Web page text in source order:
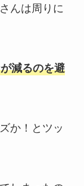
んは周りに
減るのを避
か！とツッ